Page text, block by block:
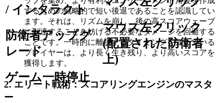
/ インタラクト
防衛者アップグ
レード
マウス左クリック
(配置された防衛者
上)
ゲーム一時停止
するための戦略的で短い後退であることを認識してい
ます。それは、リズムを崩し、後の高スコアウェーブ
に到達することを妨げる不必要なダメージを回避する
ことです。一時的に離脱するタイミングを知っている
プレイヤーは、より長く生き残り、より高いスコアを
獲得します。
2. エリート戦術：スコアリングエンジンのマスタ
ー